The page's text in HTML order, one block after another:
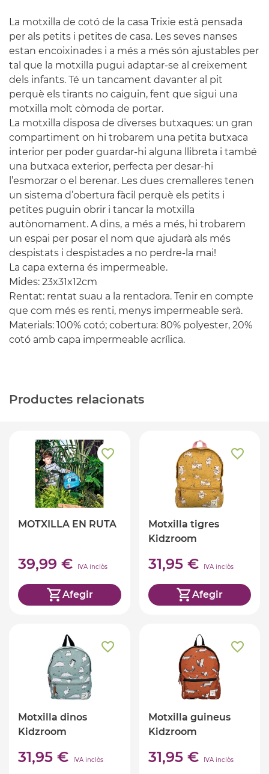
La motxilla de cotó de la casa Trixie està pensada
per als petits i petites de casa. Les seves nanses
estan encoixinades i a més a més són ajustables per
tal que la motxilla pugui adaptar-se al creixement
dels infants. Té un tancament davanter al pit
perquè els tirants no caiguin, fent que sigui una
motxilla molt còmoda de portar.
La motxilla disposa de diverses butxaques: un gran
compartiment on hi trobarem una petita butxaca
interior per poder guardar-hi alguna llibreta i també
una butxaca exterior, perfecta per desar-hi
l’esmorzar o el berenar. Les dues cremalleres tenen
un sistema d’obertura fàcil perquè els petits i
petites puguin obrir i tancar la motxilla
autònomament. A dins, a més a més, hi trobarem
un espai per posar el nom que ajudarà als més
despistats i despistades a no perdre-la mai!
La capa externa és impermeable.
Mides: 23x31x12cm
Rentat: rentat suau a la rentadora. Tenir en compte
que com més es renti, menys impermeable serà.
Materials: 100% cotó; cobertura: 80% polyester, 20%
cotó amb capa impermeable acrílica.
Productes relacionats
MOTXILLA EN RUTA
39,99 € IVA inclòs
Afegir
Motxilla tigres
Kidzroom
31,95 € IVA inclòs
Afegir
Motxilla dinos
Kidzroom
31,95 € IVA inclòs
Motxilla guineus
Kidzroom
31,95 € IVA inclòs